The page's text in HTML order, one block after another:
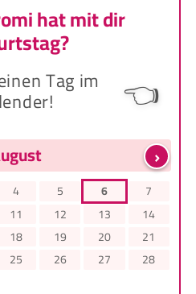
hat mit dir
Tag im 👈
›
4 5 6
7
11 12 13
14
18 19 20
21
25 26 27
28